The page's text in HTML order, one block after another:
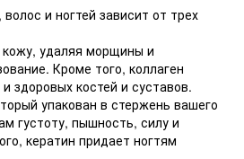
и ногтей зависит от трех
кожу, удаляя морщины и
Кроме того, коллаген
здоровых костей и суставов.
упакован в стержень вашего
густоту, пышность, силу и
кератин придает ногтям